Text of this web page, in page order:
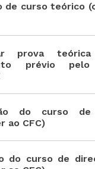
de curso teórico
prova teórica
prévio
do curso de
ao CFC)
do curso de